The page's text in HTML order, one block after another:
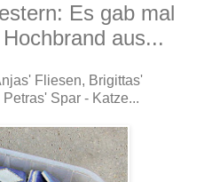
Es gab mal
aus...
Fliesen, Brigittas'
Spar - Katze...